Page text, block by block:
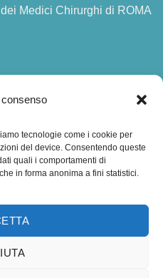
tecnologie come i cookie per
del device. Consentendo queste
quali i comportamenti di
in forma anonima a fini statistici.
Medici Chirurghi di ROMA